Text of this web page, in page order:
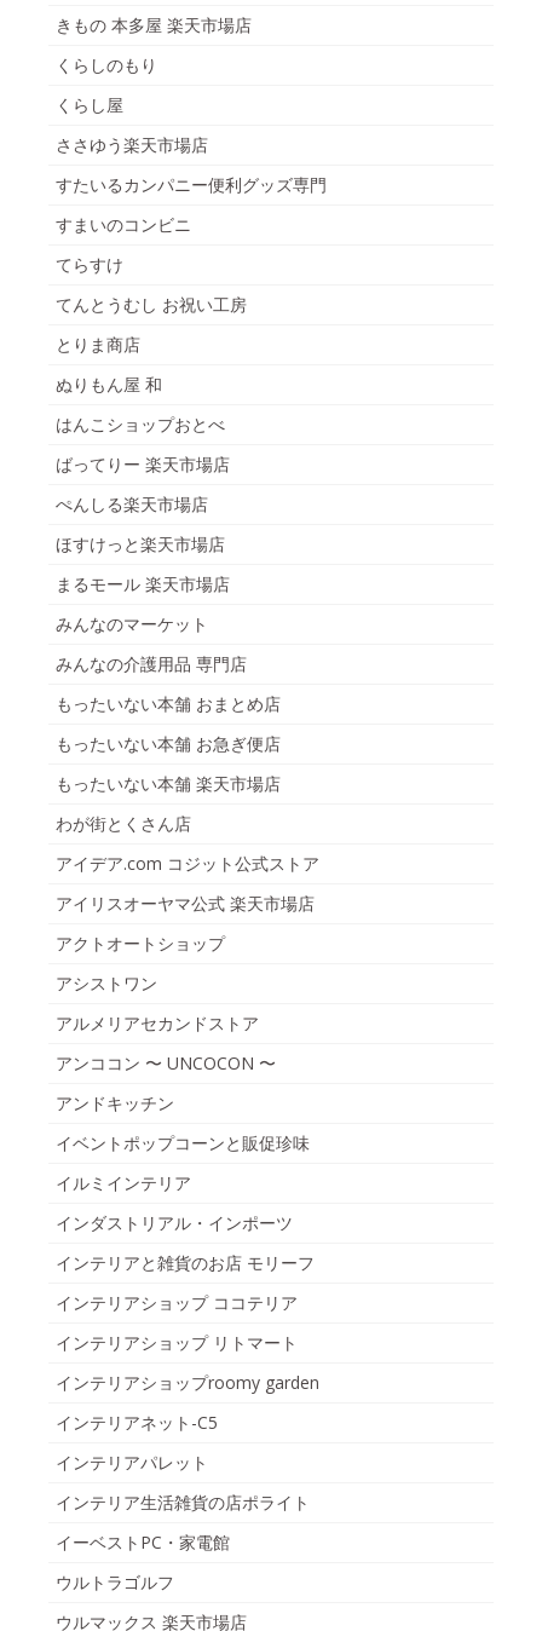
きもの 本多屋 楽天市場店
くらしのもり
くらし屋
ささゆう楽天市場店
すたいるカンパニー便利グッズ専門
すまいのコンビニ
てらすけ
てんとうむし お祝い工房
とりま商店
ぬりもん屋 和
はんこショップおとべ
ばってりー 楽天市場店
ぺんしる楽天市場店
ほすけっと楽天市場店
まるモール 楽天市場店
みんなのマーケット
みんなの介護用品 専門店
もったいない本舗 おまとめ店
もったいない本舗 お急ぎ便店
もったいない本舗 楽天市場店
わが街とくさん店
アイデア.com コジット公式ストア
アイリスオーヤマ公式 楽天市場店
アクトオートショップ
アシストワン
アルメリアセカンドストア
アンココン 〜 UNCOCON 〜
アンドキッチン
イベントポップコーンと販促珍味
イルミインテリア
インダストリアル・インポーツ
インテリアと雑貨のお店 モリーフ
インテリアショップ ココテリア
インテリアショップ リトマート
インテリアショップroomy garden
インテリアネット-C5
インテリアパレット
インテリア生活雑貨の店ポライト
イーベストPC・家電館
ウルトラゴルフ
ウルマックス 楽天市場店